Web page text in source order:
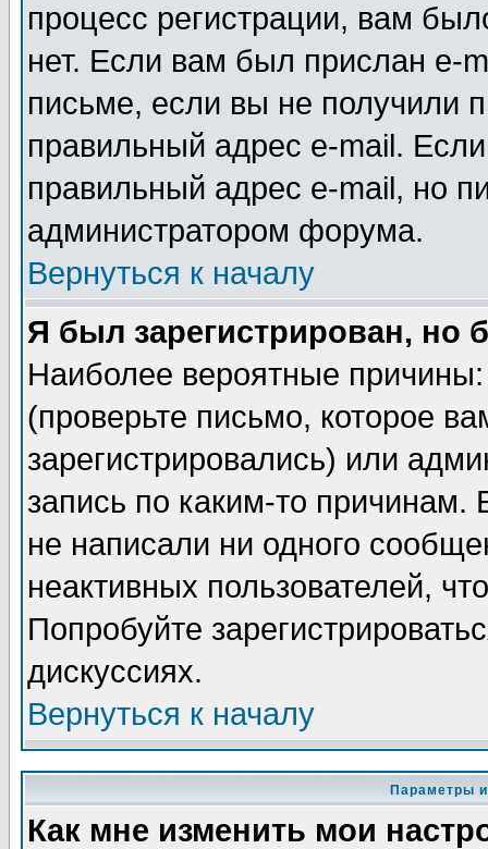
процесс регистрации, вам
нет. Если вам был прислан e-
письме, если вы не получили
правильный адрес e-mail.
правильный адрес e-mail, но
администратором форума.
Вернуться к началу
Я был зарегистрирован, но
Наиболее вероятные
(проверьте письмо, которое
зарегистрировались) или
запись по каким-то
не написали ни одного
неактивных пользователей,
Попробуйте
дискуссиях.
Вернуться к началу
Параметры
Как мне изменить мои